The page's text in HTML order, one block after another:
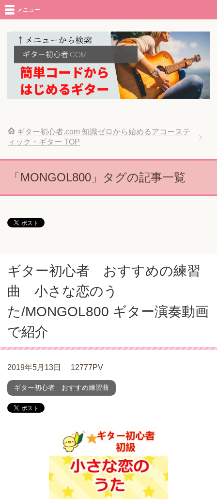
メニュー
ギター初心者.com 知識ゼロから始めるアコーステ
ィック・ギター TOP
「MONGOL800」タグの記事一覧
ギター初心者 おすすめの練習
曲 小さな恋のう
た/MONGOL800 ギター演奏動画
で紹介
2019年5月13日 12777PV
ギター初心者 おすすめ練習曲